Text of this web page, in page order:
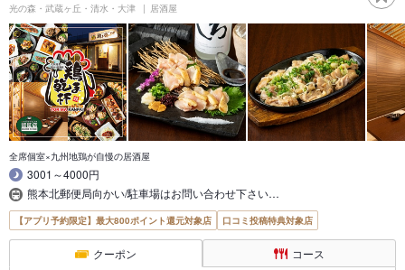
光の森・武蔵ヶ丘・清水・大津 居酒屋
全席個室×九州地鶏が自慢の居酒屋
3001～4000円
熊本北郵便局向かい/駐車場はお問い合わせ下さい…
【アプリ予約限定】最大800ポイント還元対象店 口コミ投稿特典対象店
クーポン コース